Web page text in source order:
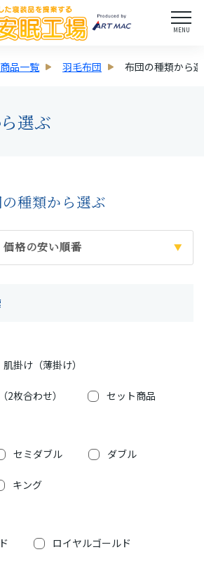
MENU
品一覧 羽毛布団 布団の種類から
選ぶ
種類から選ぶ
価格の安い順番
肌掛け（薄掛け）
2枚合わせ） セット商品
セミダブル ダブル
キング
ロイヤルゴールド